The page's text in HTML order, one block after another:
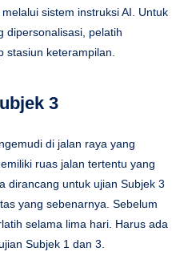
sistem instruksi AI. Untuk
dipersonalisasi, pelatih
stasiun keterampilan.
3
di jalan raya yang
ruas jalan tertentu yang
dirancang untuk ujian Subjek 3
yang sebenarnya. Sebelum
selama lima hari. Harus ada
Subjek 1 dan 3.